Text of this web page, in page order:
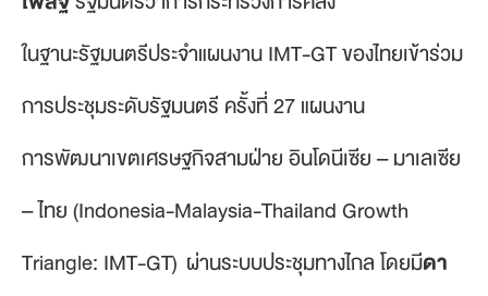
ในฐานะรัฐมนตรีประจำแผนงาน IMT-GT ของไทยเข้าร่วม
การประชุมระดับรัฐมนตรี ครั้งที่ 27 แผนงาน
การพัฒนาเขตเศรษฐกิจสามฝ่าย อินโดนีเซีย – มาเลเซีย
– ไทย (Indonesia-Malaysia-Thailand Growth
Triangle: IMT-GT) ผ่านระบบประชุมทางไกล โดยมีดา